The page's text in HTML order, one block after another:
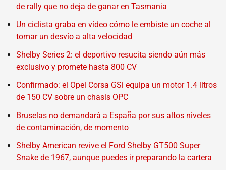
de rally que no deja de ganar en Tasmania
Un ciclista graba en vídeo cómo le embiste un coche al
tomar un desvío a alta velocidad
Shelby Series 2: el deportivo resucita siendo aún más
exclusivo y promete hasta 800 CV
Confirmado: el Opel Corsa GSi equipa un motor 1.4 litros
de 150 CV sobre un chasis OPC
Bruselas no demandará a España por sus altos niveles
de contaminación, de momento
Shelby American revive el Ford Shelby GT500 Super
Snake de 1967, aunque puedes ir preparando la cartera